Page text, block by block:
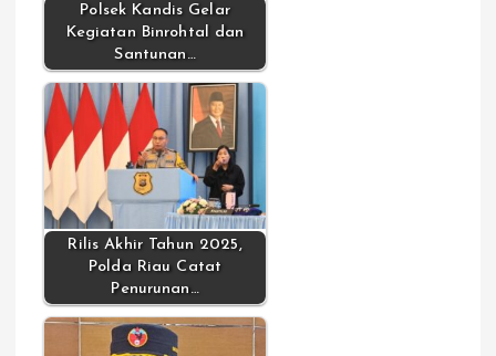
Polsek Kandis Gelar
Kegiatan Binrohtal dan
Santunan…
Rilis Akhir Tahun 2025,
Polda Riau Catat
Penurunan…